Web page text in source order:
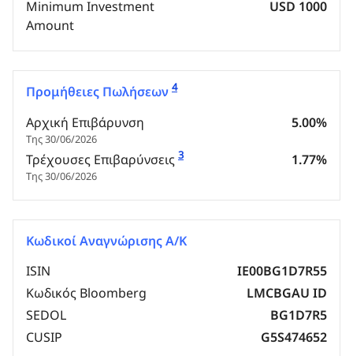
Minimum Investment
Amount
USD 1000
Προμήθειες Πωλήσεων 4
Αρχική Επιβάρυνση
Της 30/06/2026
5.00%
Τρέχουσες Επιβαρύνσεις 3
Της 30/06/2026
1.77%
Κωδικοί Αναγνώρισης Α/Κ
ISIN
IE00BG1D7R55
Κωδικός Bloomberg
LMCBGAU ID
SEDOL
BG1D7R5
CUSIP
G5S474652